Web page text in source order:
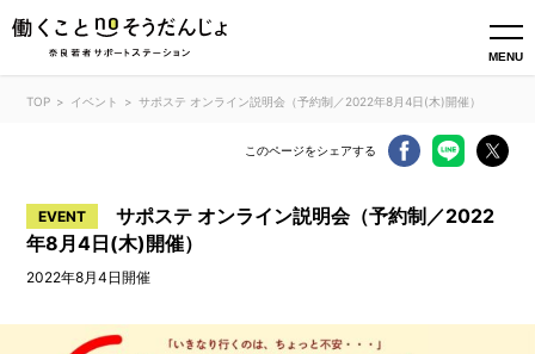
MENU
TOP イベント サポステ オンライン説明会（予約制／2022年8月4日(木)開催）
このページをシェアする
EVENT
サポステ オンライン説明会（予約制／2022
年8月4日(木)開催）
2022年8月4日開催